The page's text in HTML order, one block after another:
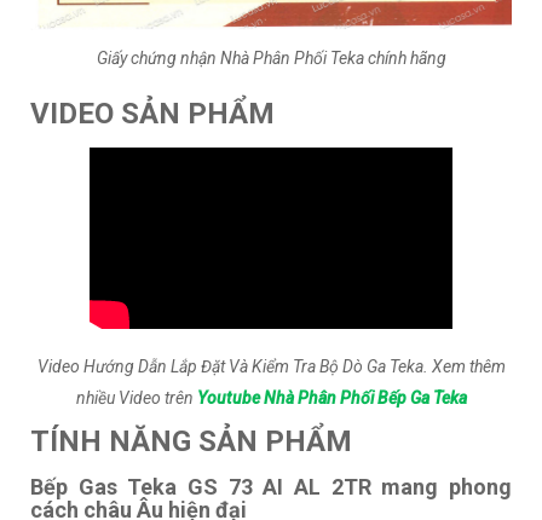
Giấy chứng nhận Nhà Phân Phối Teka chính hãng
VIDEO SẢN PHẨM
Video Hướng Dẫn Lắp Đặt Và Kiểm Tra Bộ Dò Ga Teka. Xem thêm
nhiều Video trên Youtube Nhà Phân Phối Bếp Ga Teka
TÍNH NĂNG SẢN PHẨM
Bếp Gas Teka GS 73 AI AL 2TR mang phong
cách châu Âu hiện đại